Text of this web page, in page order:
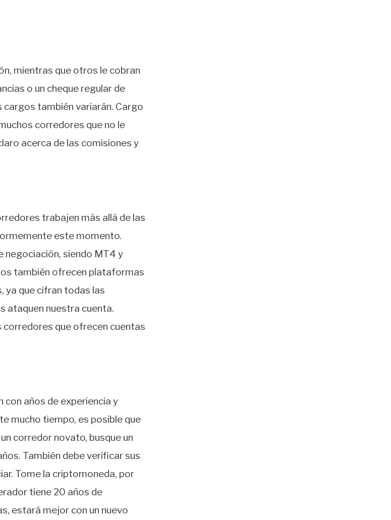
mientras que otros le cobran
o un cheque regular de
cargos también variarán. Cargo
corredores que no le
acerca de las comisiones y
trabajen más allá de las
este momento.
siendo MT4 y
también ofrecen plataformas
ya que cifran todas las
ataquen nuestra cuenta.
corredores que ofrecen cuentas
años de experiencia y
mucho tiempo, es posible que
corredor novato, busque un
También debe verificar sus
Tome la criptomoneda, por
tiene 20 años de
estará mejor con un nuevo